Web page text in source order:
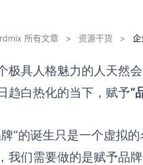
所有文章 > 资源干货 > 企
极具人格魅力的人天然
趋白热化的当下，赋予“
牌”的诞生只是一个虚拟
我们需要做的是赋予品